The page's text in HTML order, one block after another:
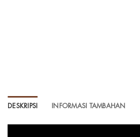
DESKRIPSI INFORMASI TAMBAHAN